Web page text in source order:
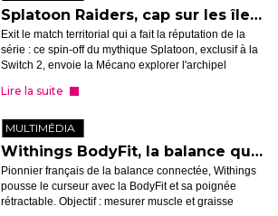
Splatoon Raiders, cap sur les îles avec Tridenfer
Exit le match territorial qui a fait la réputation de la
série : ce spin-off du mythique Splatoon, exclusif à la
Switch 2, envoie la Mécano explorer l'archipel
raids jouables seu...
Lire la suite
MULTIMÉDIA
Withings BodyFit, la balance qui scanne le corps entier
Pionnier français de la balance connectée, Withings
pousse le curseur avec la BodyFit et sa poignée
rétractable. Objectif : mesurer muscle et graisse